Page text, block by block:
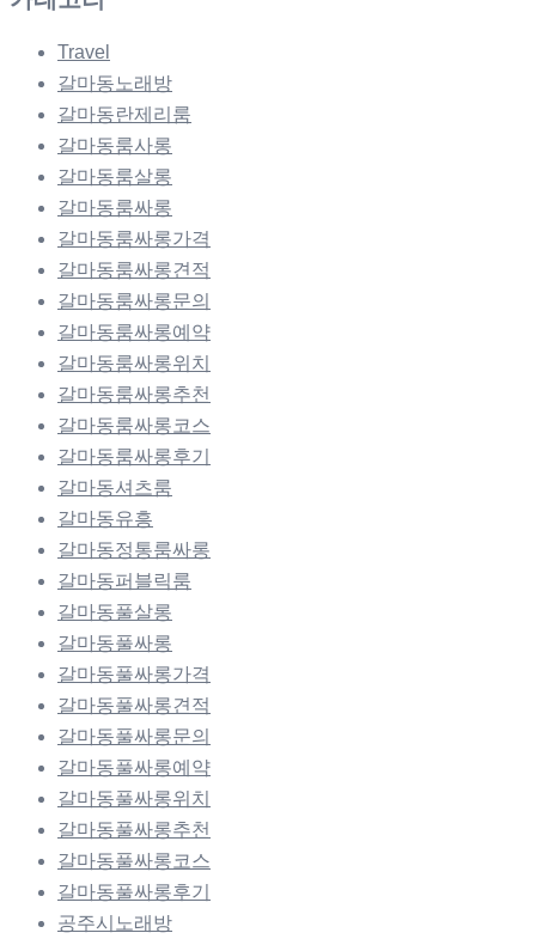
Travel
갈마동노래방
갈마동란제리룸
갈마동룸사롱
갈마동룸살롱
갈마동룸싸롱
갈마동룸싸롱가격
갈마동룸싸롱견적
갈마동룸싸롱문의
갈마동룸싸롱예약
갈마동룸싸롱위치
갈마동룸싸롱추천
갈마동룸싸롱코스
갈마동룸싸롱후기
갈마동셔츠룸
갈마동유흥
갈마동정통룸싸롱
갈마동퍼블릭룸
갈마동풀살롱
갈마동풀싸롱
갈마동풀싸롱가격
갈마동풀싸롱견적
갈마동풀싸롱문의
갈마동풀싸롱예약
갈마동풀싸롱위치
갈마동풀싸롱추천
갈마동풀싸롱코스
갈마동풀싸롱후기
공주시노래방